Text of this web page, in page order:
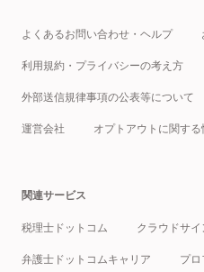
よくあるお問い合わせ・ヘルプ
利用規約・プライバシーの考え方
外部送信規律事項の公表等について
運営会社 オプトアウトに関する
関連サービス
税理士ドットコム クラウドサイ
弁護士ドットコムキャリア プ